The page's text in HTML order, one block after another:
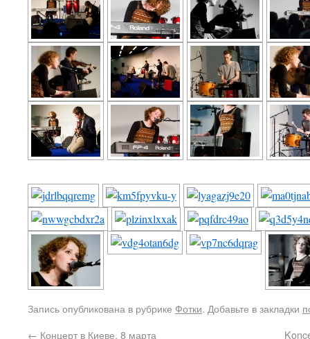
Запись опубликована в рубрике Фотки. Добавьте в закладки
← Концерт в Киеве, 8 марта